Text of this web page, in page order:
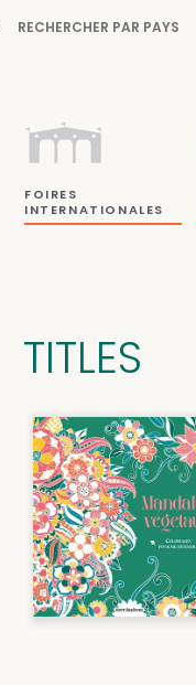
RECHERCHER PAR PAYS
FOIRES
INTERNATIONALES
TITLES